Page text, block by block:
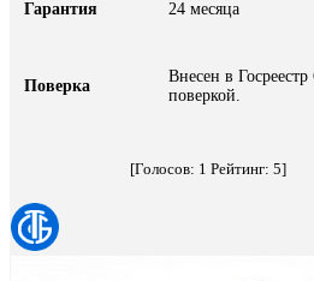
Гарантия 24 месяца
Поверка
Внесен в
поверкой.
[Голосов: 1 Рейтинг: 5]